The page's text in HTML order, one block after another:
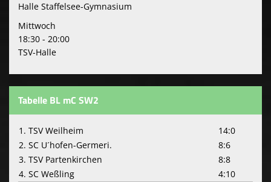
Halle Staffelsee-Gymnasium
Mittwoch
18:30 - 20:00
TSV-Halle
Tabelle BL mC SW2
1. TSV Weilheim
14:0
2. SC U´hofen-Germeri.
8:6
3. TSV Partenkirchen
8:8
4. SC Weßling
4:10